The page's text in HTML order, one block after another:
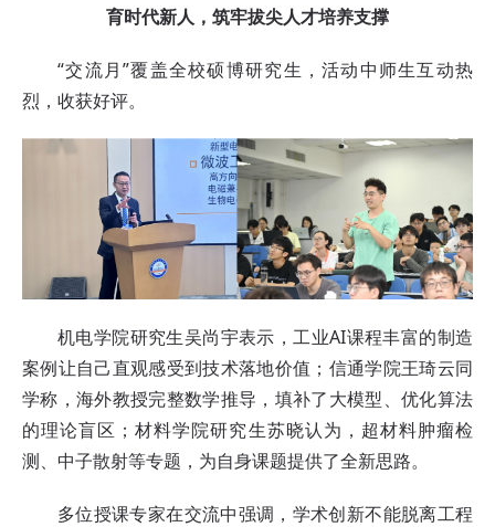
育时代新人，筑牢拔尖人才培养支撑
“交流月”覆盖全校硕博研究生，活动中师生互动热
烈，收获好评。
机电学院研究生吴尚宇表示，工业AI课程丰富的制造
案例让自己直观感受到技术落地价值；信通学院王琦云同
学称，海外教授完整数学推导，填补了大模型、优化算法
的理论盲区；材料学院研究生苏晓认为，超材料肿瘤检
测、中子散射等专题，为自身课题提供了全新思路。
多位授课专家在交流中强调，学术创新不能脱离工程